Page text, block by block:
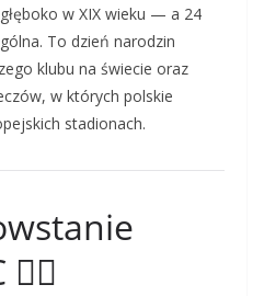
w XIX wieku — a 24
To dzień narodzin
klubu na świecie oraz
w których polskie
stadionach.